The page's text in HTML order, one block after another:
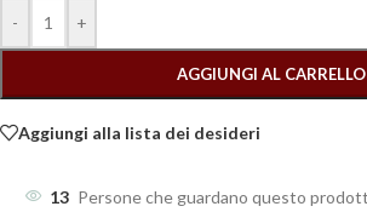
- +
AGGIUNGI AL CARRELLO
Aggiungi alla lista dei desideri
13 Persone che guardano questo